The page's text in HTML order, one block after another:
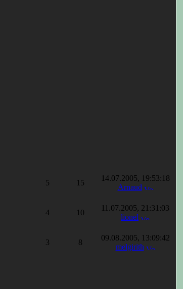
5 15
14.07.2005, 19:53:18
Arnaud
4 10
11.07.2005, 21:31:03
lionel
3 8
09.08.2005, 13:09:42
melgirith